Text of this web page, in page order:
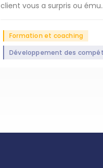
client vous a surpris ou
Formation et coaching
Développement des